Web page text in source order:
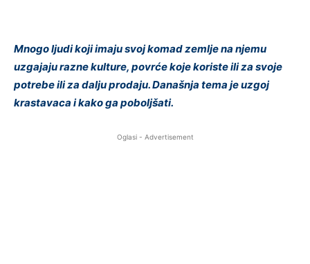
Mnogo ljudi koji imaju svoj komad zemlje na njemu
uzgajaju razne kulture, povrće koje koriste ili za svoje
potrebe ili za dalju prodaju. Današnja tema je uzgoj
krastavaca i kako ga poboljšati.
Oglasi - Advertisement